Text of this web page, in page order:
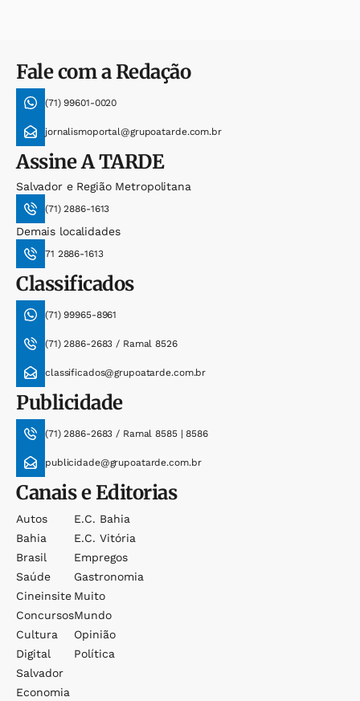
Fale com a Redação
(71) 99601-0020
jornalismoportal@grupoatarde.com.br
AssineA TARDE
Salvador e Região Metropolitana
(71) 2886-1613
Demais localidades
71 2886-1613
Classificados
(71) 99965-8961
(71) 2886-2683 / Ramal 8526
classificados@grupoatarde.com.br
Publicidade
(71) 2886-2683 / Ramal 8585 | 8586
publicidade@grupoatarde.com.br
Canais e Editorias
Autos
Bahia
Brasil
Saúde
Cineinsite
Concursos
Cultura
Digital
Salvador
Economia
E.c. Bahia
E.c. Vitória
Empregos
Gastronomia
Muito
Mundo
Opinião
Política